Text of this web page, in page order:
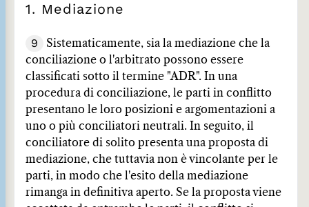
1. Mediazione
9
Sistematicamente, sia la mediazione che la
conciliazione o l'arbitrato possono essere
classificati sotto il termine "ADR". In una
procedura di conciliazione, le parti in conflitto
presentano le loro posizioni e argomentazioni a
uno o più conciliatori neutrali. In seguito, il
conciliatore di solito presenta una proposta di
mediazione, che tuttavia non è vincolante per le
parti, in modo che l'esito della mediazione
rimanga in definitiva aperto. Se la proposta viene